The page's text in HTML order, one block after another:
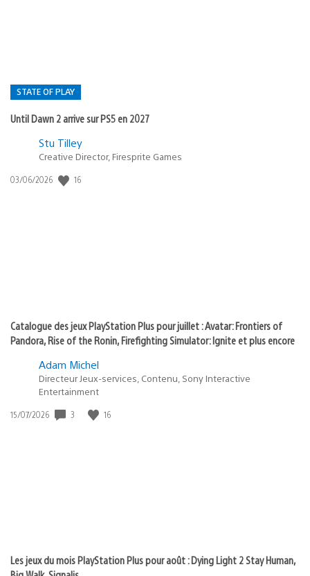
STATE OF PLAY
Until Dawn 2 arrive sur PS5 en 2027
Postée
:
Stu Tilley
Creative Director, Firesprite Games
Date
03/06/2026 16
Catalogue des jeux PlayStation Plus pour juillet : Avatar: Frontiers of
Pandora, Rise of the Ronin, Firefighting Simulator: Ignite et plus encore
Adam Michel
Directeur Jeux-services, Contenu, Sony Interactive
Entertainment
Date
15/07/2026 3 16
Les jeux du mois PlayStation Plus pour août : Dying Light 2 Stay Human,